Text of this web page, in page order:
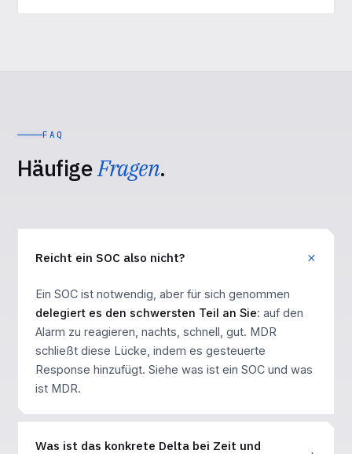
FAQ
HäufigeFragen.
Reicht ein SOC also nicht?
Ein SOC ist notwendig, aber für sich genommen
delegiert es den schwersten Teil an Sie: auf den
Alarm zu reagieren, nachts, schnell, gut. MDR
schließt diese Lücke, indem es gesteuerte
Response hinzufügt. Siehe was ist ein SOC und was
ist MDR.
Was ist das konkrete Delta bei Zeit und